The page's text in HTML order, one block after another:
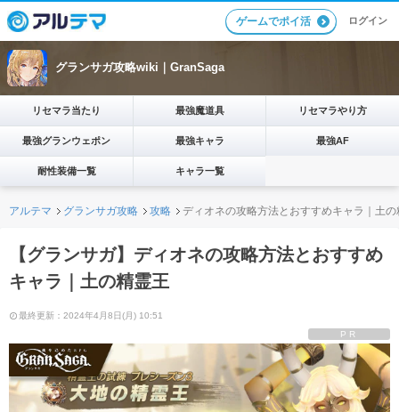
ゲームでポイ活 ログイン
グランサガ攻略wiki｜GranSaga
リセマラ当たり 最強魔道具 リセマラやり方
最強グランウェポン 最強キャラ 最強AF
耐性装備一覧 キャラ一覧
アルテマ グランサガ攻略 攻略 ディオネの攻略方法とおすすめキャラ｜土の
【グランサガ】ディオネの攻略方法とおすすめ
キャラ｜土の精霊王
最終更新：2024年4月8日(月) 10:51
PR